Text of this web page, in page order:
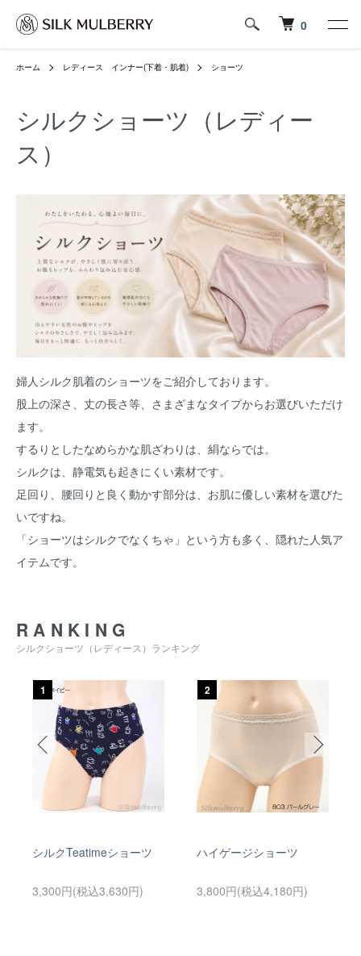
0
ホーム レディース インナー(下着・肌着) ショーツ
シルクショーツ（レディー
ス）
婦人シルク肌着のショーツをご紹介しております。
股上の深さ、丈の長さ等、さまざまなタイプからお選びいただけ
ます。
するりとしたなめらかな肌ざわりは、絹ならでは。
シルクは、静電気も起きにくい素材です。
足回り、腰回りと良く動かす部分は、お肌に優しい素材を選びた
いですね。
「ショーツはシルクでなくちゃ」という方も多く、隠れた人気ア
イテムです。
RANKING
シルクショーツ（レディース）ランキング
1
シルクTeatimeショーツ
3,300円(税込3,630円)
2
ハイゲージショーツ
3,800円(税込4,180円)